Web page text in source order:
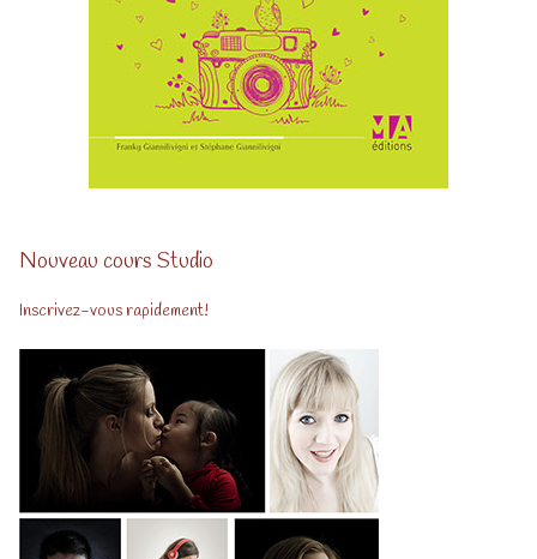
Nouveau cours Studio
Inscrivez-vous rapidement!